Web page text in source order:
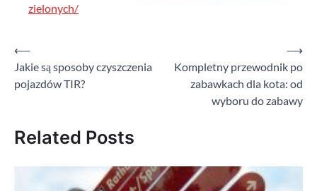
zielonych/
Nawigacja
wpisu
⟵
Jakie są sposoby czyszczenia
pojazdów TIR?
Kompletny przewodnik po
zabawkach dla kota: od
wyboru do zabawy
⟶
Related Posts